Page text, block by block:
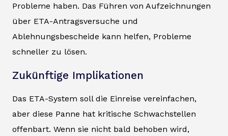
Probleme haben. Das Führen von Aufzeichnungen
über ETA-Antragsversuche und
Ablehnungsbescheide kann helfen, Probleme
schneller zu lösen.
Zukünftige Implikationen
Das ETA-System soll die Einreise vereinfachen,
aber diese Panne hat kritische Schwachstellen
offenbart. Wenn sie nicht bald behoben wird,